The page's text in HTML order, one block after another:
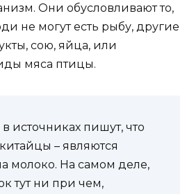
Они обусловливают то,
не могут есть рыбу, другие
сою, яйца, или
мяса птицы.
источниках пишут, что
– являются
молоко. На самом деле,
тут ни при чем,